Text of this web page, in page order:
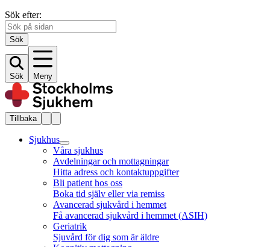
Sök efter:
Sök
Sök Meny
Tillbaka
Sjukhus
Våra sjukhus
Avdelningar och mottagningar
Hitta adress och kontaktuppgifter
Bli patient hos oss
Boka tid själv eller via remiss
Avancerad sjukvård i hemmet
Få avancerad sjukvård i hemmet (ASIH)
Geriatrik
Sjuvård för dig som är äldre